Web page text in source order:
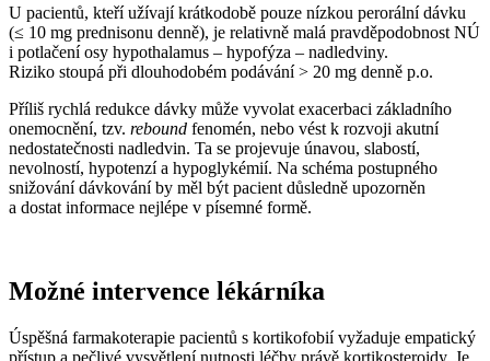
U pacientů, kteří užívají krátkodobě pouze nízkou perorální dávku
(≤ 10 mg prednisonu denně), je relativně malá pravděpodobnost NÚ
i potlačení osy hypothalamus –⁠ hypofýza –⁠ nadledviny.
Riziko stoupá při dlouhodobém podávání > 20 mg denně p.o.
Příliš rychlá redukce dávky může vyvolat exacerbaci základního
onemocnění, tzv. rebound fenomén, nebo vést k rozvoji akutní
nedostatečnosti nadledvin. Ta se projevuje únavou, slabostí,
nevolností, hypotenzí a hypoglykémií. Na schéma postupného
snižování dávkování by měl být pacient důsledně upozorněn
a dostat informace nejlépe v písemné formě.
Možné intervence lékárníka
Úspěšná farmakoterapie pacientů s kortikofobií vyžaduje empatický
přístup a pečlivé vysvětlení nutnosti léčby právě kortikosteroidy. Je